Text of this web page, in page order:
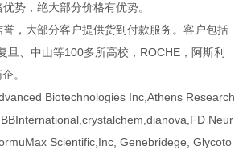
势，绝大部分价格有优势。
，大部分客户提供货到付款服务。客户包括
旦、中山等100多所高校，ROCHE，阿斯利
。
Biotechnologies Inc,Athens Research
Neur
Scientific,Inc, Genebridege, Glycoto